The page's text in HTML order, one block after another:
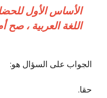
الأساس الأول
اللغة العربية ، صح
الجواب على السؤال هو:
حقا.